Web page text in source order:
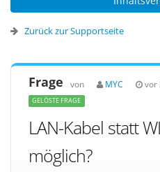
Zurück zur Supportseite
Frage von MYC vor
GELÖSTE FRAGE
LAN-Kabel statt
möglich?